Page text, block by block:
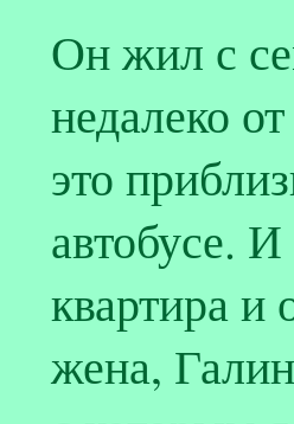
Он жил с
недалеко
это
автобусе.
квартира и
жена,